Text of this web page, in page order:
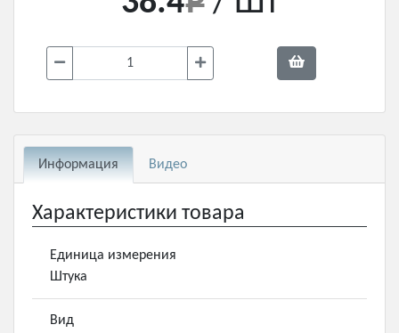
Информация Видео
Характеристики товара
Единица измерения
Штука
Вид